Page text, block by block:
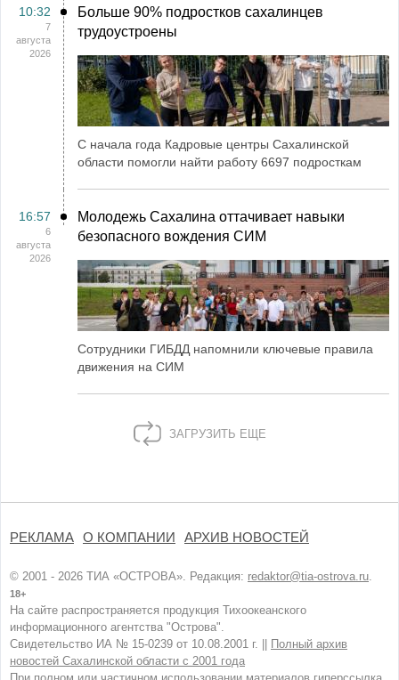
10:32
7
августа
2026
Больше 90% подростков сахалинцев
трудоустроены
С начала года Кадровые центры Сахалинской
области помогли найти работу 6697 подросткам
16:57
6
августа
2026
Молодежь Сахалина оттачивает навыки
безопасного вождения СИМ
Сотрудники ГИБДД напомнили ключевые правила
движения на СИМ
ЗАГРУЗИТЬ ЕЩЕ
РЕКЛАМА О КОМПАНИИ АРХИВ НОВОСТЕЙ
© 2001 - 2026 ТИА «ОСТРОВА». Редакция: redaktor@tia-ostrova.ru.
18+
На сайте распространяется продукция Тихоокеанского
информационного агентства "Острова".
Свидетельство ИА № 15-0239 от 10.08.2001 г. ||
Полный архив
новостей Сахалинской области с 2001 года